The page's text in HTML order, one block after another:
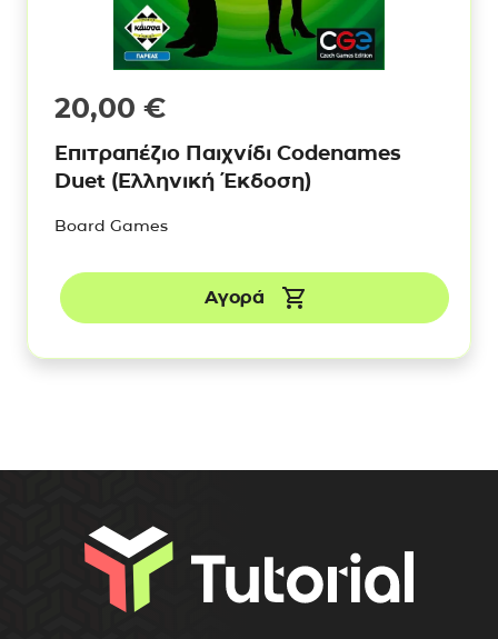
20,00 €
Επιτραπέζιο Παιχνίδι Codenames
Duet (Ελληνική Έκδοση)
Board Games
Αγορά